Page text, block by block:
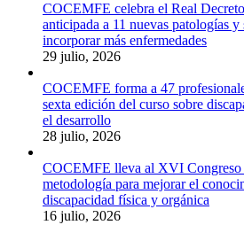
COCEMFE celebra el Real
anticipada a 11 nuevas patologías
incorporar más enfermedades
29 julio, 2026
COCEMFE forma a 47
sexta edición del curso sobre
el desarrollo
28 julio, 2026
COCEMFE lleva al XVI Congreso
metodología para mejorar el
discapacidad física y orgánica
16 julio, 2026